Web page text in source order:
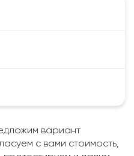
вариант
с вами стоимость,